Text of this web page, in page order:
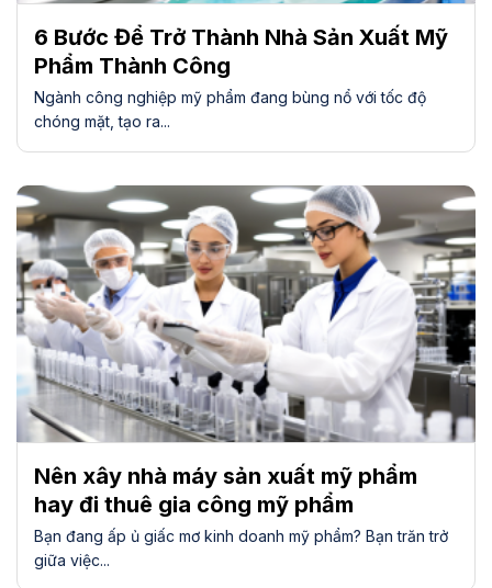
6 Bước Để Trở Thành Nhà Sản Xuất Mỹ
Phẩm Thành Công
Ngành công nghiệp mỹ phẩm đang bùng nổ với tốc độ
chóng mặt, tạo ra...
Nên xây nhà máy sản xuất mỹ phẩm
hay đi thuê gia công mỹ phẩm
Bạn đang ấp ủ giấc mơ kinh doanh mỹ phẩm? Bạn trăn trở
giữa việc...